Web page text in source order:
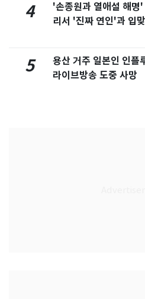
4
'손종원과 열애설 해명
리서 '진짜 연인'과 입
5
용산 거주 일본인 인플
라이브방송 도중 사망